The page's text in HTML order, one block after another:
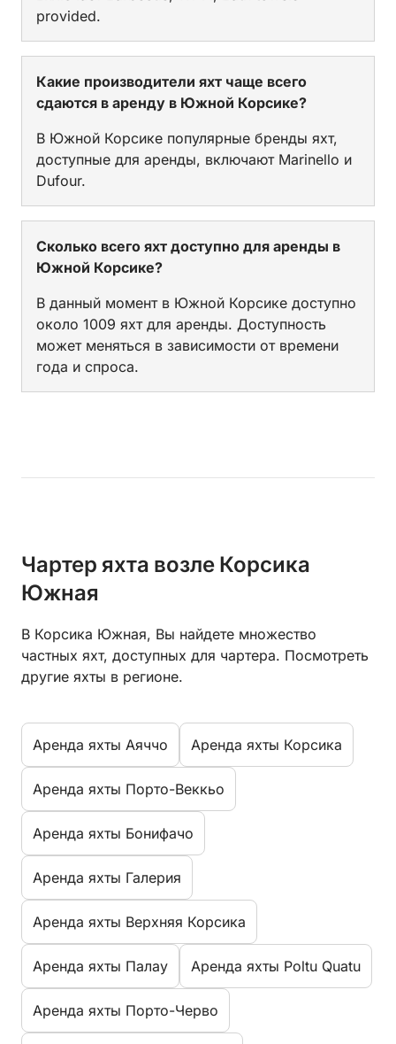
provided.
Какие производители яхт чаще всего
сдаются в аренду в Южной Корсике?
В Южной Корсике популярные бренды яхт,
доступные для аренды, включают Marinello и
Dufour.
Сколько всего яхт доступно для аренды в
Южной Корсике?
В данный момент в Южной Корсике доступно
около 1009 яхт для аренды. Доступность
может меняться в зависимости от времени
года и спроса.
Чартер яхта возле Корсика
Южная
В Корсика Южная, Вы найдете множество
частных яхт, доступных для чартера. Посмотреть
другие яхты в регионе.
Aренда яхты Аяччо Aренда яхты Корсика
Aренда яхты Порто-Веккьо
Aренда яхты Бонифачо
Aренда яхты Галерия
Aренда яхты Верхняя Корсика
Aренда яхты Палау Aренда яхты Poltu Quatu
Aренда яхты Порто-Черво